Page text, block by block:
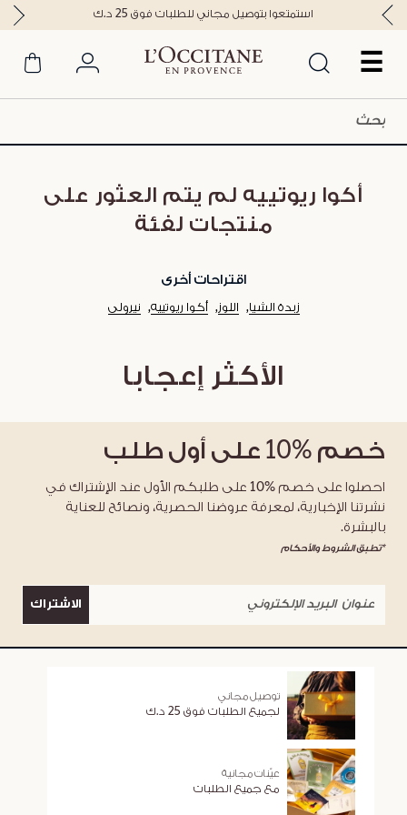
☰
استمتعوا بتوصيل مجاني للطلبات فوق 25 د.ك
أكوا ريوتييه لم يتم العثور على
منتجات لفئة
اقتراحات أخرى
زبدة الشيا اللوز أكوا ريوتييه نيرولي
الأكثر إعجابا
خصم %10 على أول طلب
احصلوا على خصم %10 على طلبكم الأول عند الإشتراك في
نشرتنا الإخبارية، لمعرفة عروضنا الحصرية، ونصائح للعناية
بالبشرة.
*تطبق الشروط والأحكام
الاشتراك
توصيل مجاني
لجميع الطلبات فوق 25 د.ك
عيّنات مجانية
مع جميع الطلبات